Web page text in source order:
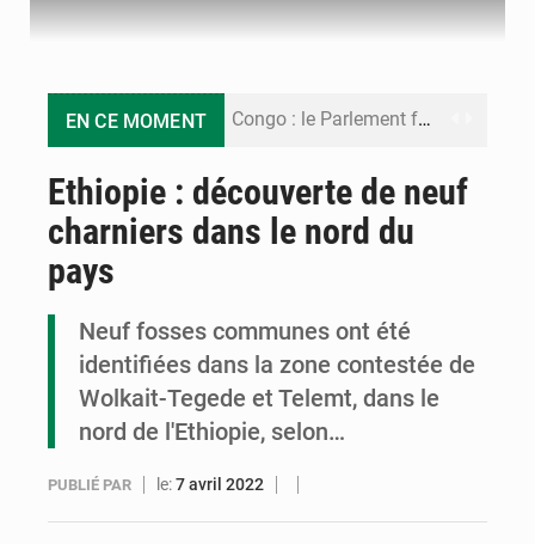
EN CE MOMENT Congo : le Parlement formule 28 recommandations sur le Cadre budgétaire 2027-2029
Ethiopie : découverte de neuf
charniers dans le nord du
pays
Neuf fosses communes ont été
identifiées dans la zone contestée de
Wolkait-Tegede et Telemt, dans le
nord de l'Ethiopie, selon…
PUBLIÉ PAR le:7 avril 2022